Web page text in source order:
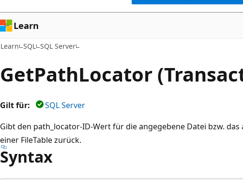
Learn
Learn SQL SQL Server
GetPathLocator
Gilt für:
SQL Server
Gibt den path_locator-ID-Wert für die angegebene Datei bzw. das
einer FileTable zurück.
Syntax